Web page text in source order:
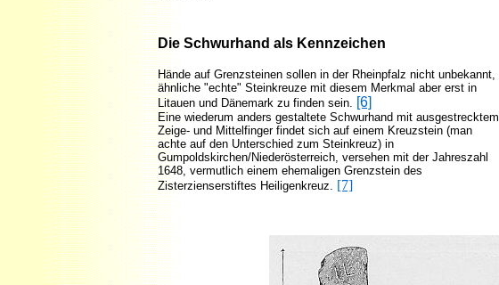
Die Schwurhand als Kennzeichen
Hände auf Grenzsteinen sollen in der Rheinpfalz nicht unbekannt,
ähnliche "echte" Steinkreuze mit diesem Merkmal aber erst in
Litauen und Dänemark zu finden sein. [6]
Eine wiederum anders gestaltete Schwurhand mit ausgestrecktem
Zeige- und Mittelfinger findet sich auf einem Kreuzstein (man
achte auf den Unterschied zum Steinkreuz) in
Gumpoldskirchen/Niederösterreich, versehen mit der Jahreszahl
1648, vermutlich einem ehemaligen Grenzstein des
Zisterzienserstiftes Heiligenkreuz. [7]